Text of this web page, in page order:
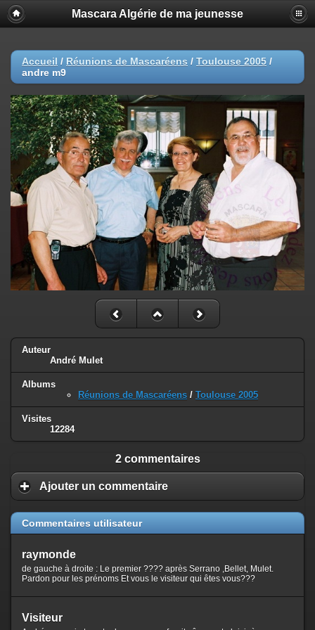
Mascara Algérie de ma jeunesse
Accueil / Réunions de Mascaréens / Toulouse 2005 /
andre m9
Auteur
André Mulet
Albums
Réunions de Mascaréens / Toulouse 2005
Visites
12284
2 commentaires
Ajouter un commentaire
Commentaires utilisateur
raymonde
de gauche à droite : Le premier ???? après Serrano ,Bellet, Mulet.
Pardon pour les prénoms Et vous le visiteur qui êtes vous???
Visiteur